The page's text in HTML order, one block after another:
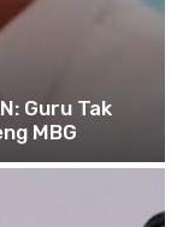
Guru Tak
MBG